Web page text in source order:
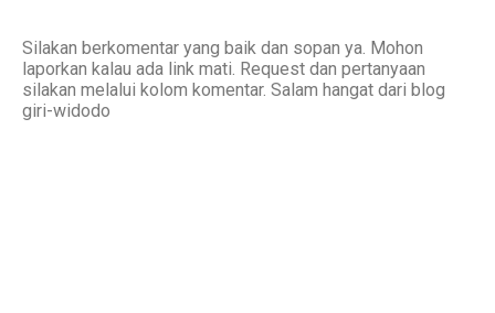
Silakan berkomentar yang baik dan sopan ya. Mohon
laporkan kalau ada link mati. Request dan pertanyaan
silakan melalui kolom komentar. Salam hangat dari blog
giri-widodo